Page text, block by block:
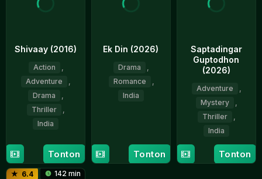
Shivaay (2016)
Action
,
Adventure
,
Drama
,
Thriller
,
India
28
Oct
2016
Ajay
Devgn
Tonton
Ek Din (2026)
Drama
,
Romance
,
India
2026
Tonton
Saptadingar
Guptodhon
(2026)
Adventure
,
Mystery
,
Thriller
,
India
15
May
Dhrubo
Banerjee
Tonton
6.4 142 min